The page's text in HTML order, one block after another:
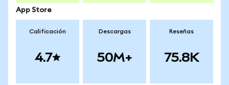
App Store
Calificación
4.7
Descargas
50M+
Reseñas
75.8K